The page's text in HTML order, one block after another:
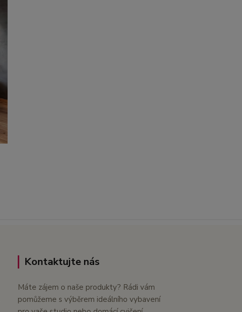
Kontaktujte nás
Máte zájem o naše produkty? Rádi vám
pomůžeme s výběrem ideálního vybavení